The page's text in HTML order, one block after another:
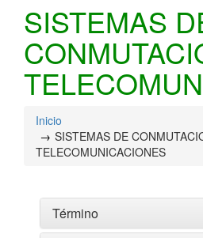
SISTEMAS
Inicio
SISTEMAS DE
TELECOMUNICACIONES
Término